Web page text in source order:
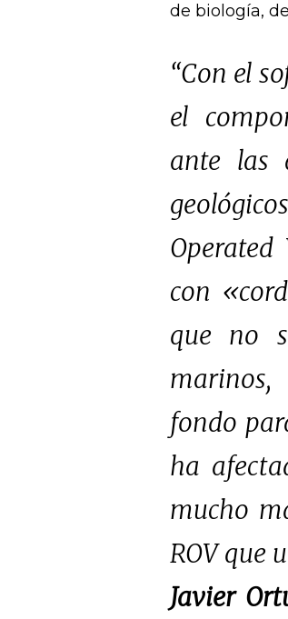
de biología,
“Con el
el
ante las
Operated
con
que no
fondo
ha
mucho
ROV que
Javier